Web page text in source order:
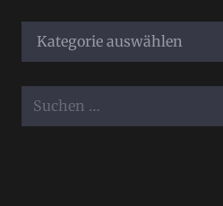
Alle
Kategorien
Suchen
nach: